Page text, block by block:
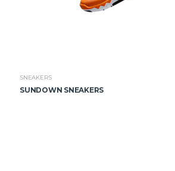
SNEAKERS
SUNDOWN SNEAKERS